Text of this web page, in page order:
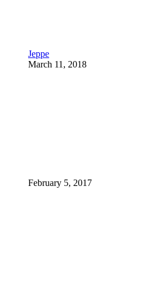
Jeppe
March 11, 2018
February 5, 2017